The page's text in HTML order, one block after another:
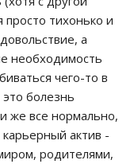
тихонько и
а
необходимость
чего-то в
болезнь
же все нормально,
карьерный актив -
родителями,